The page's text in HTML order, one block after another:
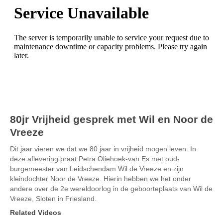
80jr Vrijheid gesprek met Wil en Noor de
Vreeze
Dit jaar vieren we dat we 80 jaar in vrijheid mogen leven. In
deze aflevering praat Petra Oliehoek-van Es met oud-
burgemeester van Leidschendam Wil de Vreeze en zijn
kleindochter Noor de Vreeze. Hierin hebben we het onder
andere over de 2e wereldoorlog in de geboorteplaats van Wil de
Vreeze, Sloten in Friesland.
Related Videos